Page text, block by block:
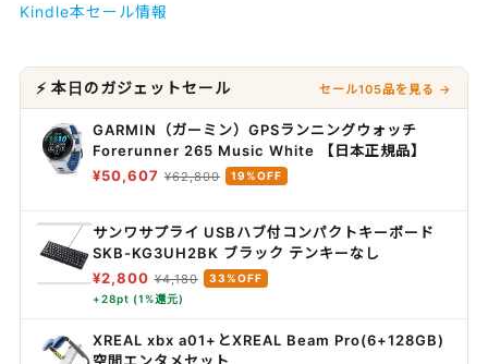
Kindle本セール情報
⚡ 本日のガジェットセール セール105品を見る →
GARMIN（ガーミン）GPSランニングウォッチ
Forerunner 265 Music White 【日本正規品】
¥50,607 ¥62,800 19%OFF
サンワサプライ USBハブ付コンパクトキーボード
SKB-KG3UH2BK ブラック テンキーなし
¥2,800 ¥4,180
33%OFF
+28pt (1%還元)
XREAL xbx a01+とXREAL Beam Pro(6+128GB)